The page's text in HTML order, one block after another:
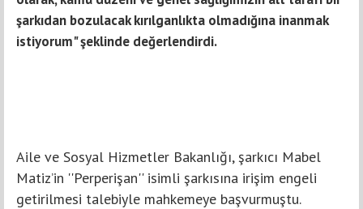
şarkıdan bozulacak kırılganlıkta olmadığına inanmak
istiyorum" şeklinde değerlendirdi.
Aile ve Sosyal Hizmetler Bakanlığı, şarkıcı Mabel
Matiz’in ''Perperişan'' isimli şarkısına irişim engeli
getirilmesi talebiyle mahkemeye başvurmuştu.